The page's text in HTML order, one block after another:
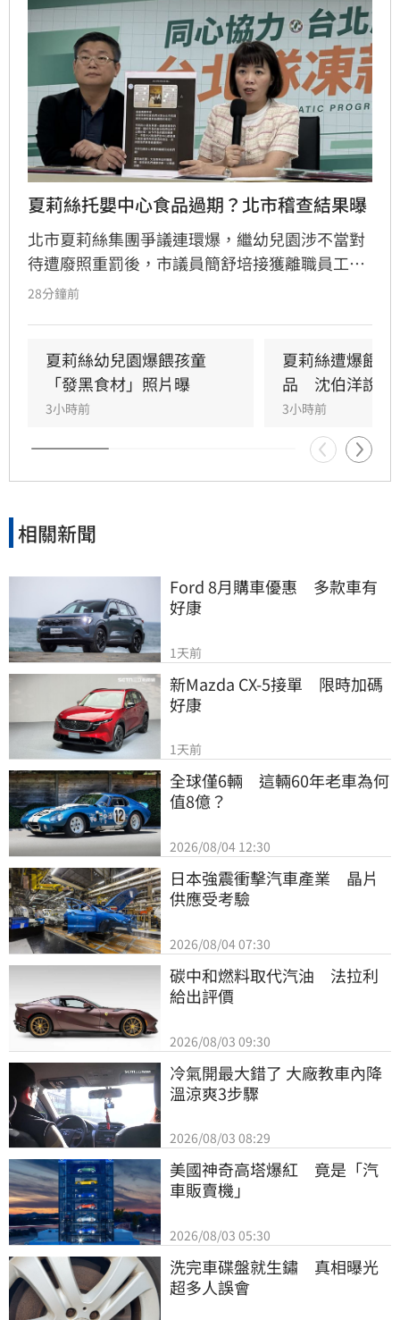
夏莉絲托嬰中心食品過期？北市稽查結果曝
北市夏莉絲集團爭議連環爆，繼幼兒園涉不當對
待遭廢照重罰後，市議員簡舒培接獲離職員工爆
料，指控旗下托嬰中心提供幼童食用過期或腐爛
應指出，接獲通報後已立即派員前往現場稽查，
雖抵達時已過用餐時間未發現異狀，但強調過去
半年已執行四次稽查皆無異常。市府重申，未來
將持續維持無預警稽查機制，若發現食安違規將
立即通報衛生局嚴辦，全力守護托嬰孩童健康安
全。
28分鐘前
夏莉絲幼兒園爆餵孩童
「發黑食材」照片曝
3小時前
夏莉絲遭爆餵
品　沈伯洋說話
3小時前
相關新聞
Ford 8月購車優惠　多款車有
好康
1天前
新Mazda CX-5接單　限時加碼
好康
1天前
全球僅6輛　這輛60年老車為何
值8億？
2026/08/04 12:30
日本強震衝擊汽車產業　晶片
供應受考驗
2026/08/04 07:30
碳中和燃料取代汽油　法拉利
給出評價
2026/08/03 09:30
冷氣開最大錯了 大廠教車內降
溫涼爽3步驟
2026/08/03 08:29
美國神奇高塔爆紅　竟是「汽
車販賣機」
2026/08/03 05:30
洗完車碟盤就生鏽　真相曝光
超多人誤會